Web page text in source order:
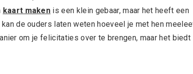
kaart maken is een klein gebaar, maar het heeft een
de ouders laten weten hoeveel je met hen
om je felicitaties over te brengen, maar het biedt